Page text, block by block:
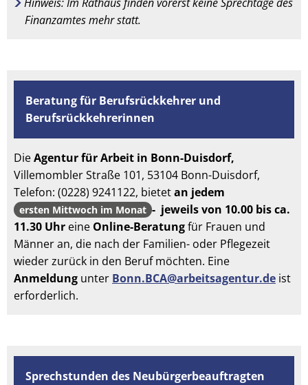
Finanzamtes mehr statt.
Beratung für Berufsrückkehrer und
Berufsrückkehrerinnen
DieAgentur fürArbeit in Bonn-Duisdorf,
Villemombler Straße 101, 53104 Bonn-Duisdorf,
Telefon: (0228) 9241122, bietetan jedem
ersten Mittwoch im Monat - jeweils von 10.00 bis ca.
11.30 Uhr eine Online-Beratungfür Frauen und
Männer an, die nach der Familien- oder Pflegezeit
wieder zurück in den Beruf möchten. Eine
Anmeldung unter Bonn.BCA@arbeitsagentur.de ist
erforderlich.
Sprechstunden des Neubürgerbeauftragten